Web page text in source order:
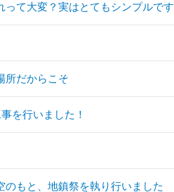
って大変？実はとてもシンプルです
所だからこそ
を行いました！
のもと、地鎮祭を執り行いました